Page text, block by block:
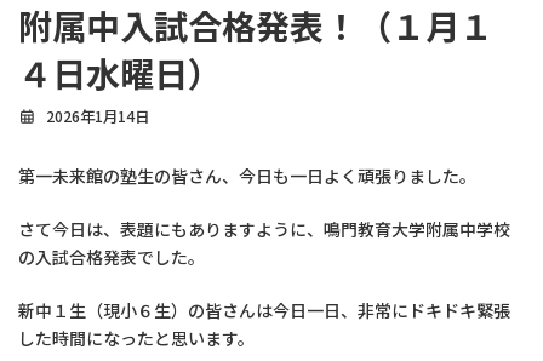
附属中入試合格発表！（１月１
４日水曜日）
2026年1月14日
第一未来館の塾生の皆さん、今日も一日よく頑張りました。
さて今日は、表題にもありますように、鳴門教育大学附属中学校
の入試合格発表でした。
新中１生（現小６生）の皆さんは今日一日、非常にドキドキ緊張
した時間になったと思います。